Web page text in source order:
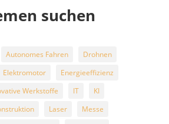
suchen
Autonomes Fahren
Drohnen
Elektromotor
Energieeffizienz
Werkstoffe IT
KI
Laser
Messe